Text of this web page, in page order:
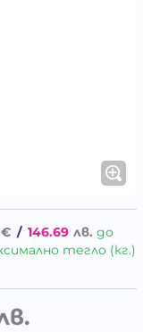
€ / 146.69 лв. до
тегло (кг.)